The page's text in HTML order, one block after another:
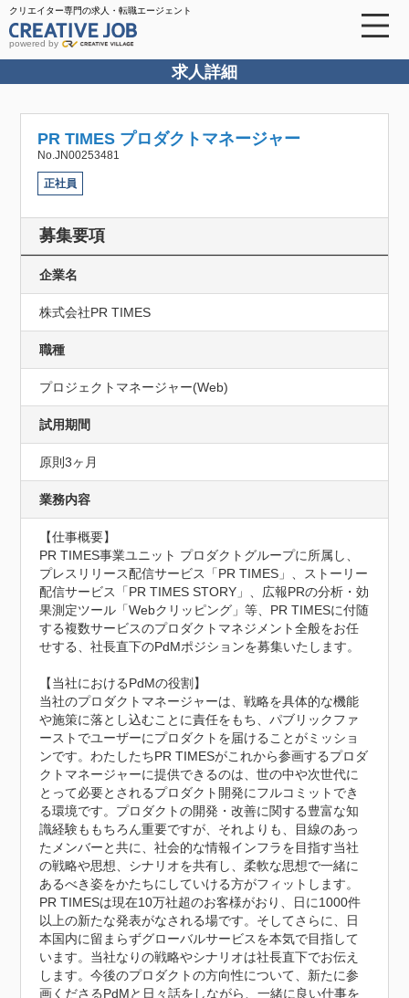
クリエイター専門の求人・転職エージェント
powered by
求人詳細
PR TIMES プロダクトマネージャー
No.JN00253481
正社員
募集要項
企業名
株式会社PR TIMES
職種
プロジェクトマネージャー(Web)
試用期間
原則3ヶ月
業務内容
【仕事概要】
PR TIMES事業ユニット プロダクトグループに所属し、
プレスリリース配信サービス「PR TIMES」、ストーリー
配信サービス「PR TIMES STORY」、広報PRの分析・効
果測定ツール「Webクリッピング」等、PR TIMESに付随
する複数サービスのプロダクトマネジメント全般をお任
せする、社長直下のPdMポジションを募集いたします。
【当社におけるPdMの役割】
当社のプロダクトマネージャーは、戦略を具体的な機能
や施策に落とし込むことに責任をもち、パブリックファ
ーストでユーザーにプロダクトを届けることがミッショ
ンです。わたしたちPR TIMESがこれから参画するプロダ
クトマネージャーに提供できるのは、世の中や次世代に
とって必要とされるプロダクト開発にフルコミットでき
る環境です。プロダクトの開発・改善に関する豊富な知
識経験ももちろん重要ですが、それよりも、目線のあっ
たメンバーと共に、社会的な情報インフラを目指す当社
の戦略や思想、シナリオを共有し、柔軟な思想で一緒に
あるべき姿をかたちにしていける方がフィットします。
PR TIMESは現在10万社超のお客様がおり、日に1000件
以上の新たな発表がなされる場です。そしてさらに、日
本国内に留まらずグローバルサービスを本気で目指して
います。当社なりの戦略やシナリオは社長直下でお伝え
します。今後のプロダクトの方向性について、新たに参
画くださるPdMと日々話をしながら、一緒に良い仕事を